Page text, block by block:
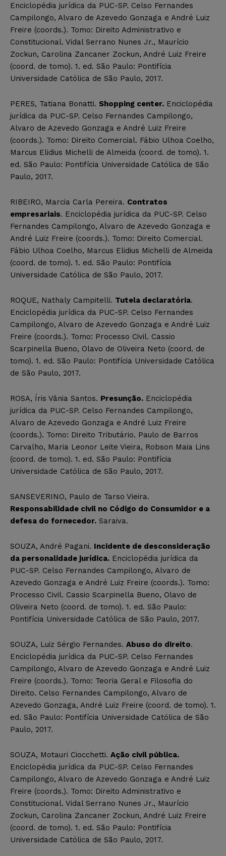
Enciclopédia jurídica da PUC-SP. Celso Fernandes
Campilongo, Alvaro de Azevedo Gonzaga e André Luiz
Freire (coords.). Tomo: Direito Administrativo e
Constitucional. Vidal Serrano Nunes Jr., Maurício
Zockun, Carolina Zancaner Zockun, André Luiz Freire
(coord. de tomo). 1. ed. São Paulo: Pontifícia
Universidade Católica de São Paulo, 2017.
PERES, Tatiana Bonatti. Shopping center. Enciclopédia
jurídica da PUC-SP. Celso Fernandes Campilongo,
Alvaro de Azevedo Gonzaga e André Luiz Freire
(coords.). Tomo: Direito Comercial. Fábio Ulhoa Coelho,
Marcus Elidius Michelli de Almeida (coord. de tomo). 1.
ed. São Paulo: Pontifícia Universidade Católica de São
Paulo, 2017.
RIBEIRO, Marcia Carla Pereira. Contratos
empresariais. Enciclopédia jurídica da PUC-SP. Celso
Fernandes Campilongo, Alvaro de Azevedo Gonzaga e
André Luiz Freire (coords.). Tomo: Direito Comercial.
Fábio Ulhoa Coelho, Marcus Elidius Michelli de Almeida
(coord. de tomo). 1. ed. São Paulo: Pontifícia
Universidade Católica de São Paulo, 2017.
ROQUE, Nathaly Campitelli. Tutela declaratória.
Enciclopédia jurídica da PUC-SP. Celso Fernandes
Campilongo, Alvaro de Azevedo Gonzaga e André Luiz
Freire (coords.). Tomo: Processo Civil. Cassio
Scarpinella Bueno, Olavo de Oliveira Neto (coord. de
tomo). 1. ed. São Paulo: Pontifícia Universidade Católica
de São Paulo, 2017.
ROSA, Íris Vânia Santos. Presunção. Enciclopédia
jurídica da PUC-SP. Celso Fernandes Campilongo,
Alvaro de Azevedo Gonzaga e André Luiz Freire
(coords.). Tomo: Direito Tributário. Paulo de Barros
Carvalho, Maria Leonor Leite Vieira, Robson Maia Lins
(coord. de tomo). 1. ed. São Paulo: Pontifícia
Universidade Católica de São Paulo, 2017.
SANSEVERINO, Paulo de Tarso Vieira.
Responsabilidade civil no Código do Consumidor e a
defesa do fornecedor. Saraiva.
SOUZA, André Pagani. Incidente de desconsideração
da personalidade jurídica. Enciclopédia jurídica da
PUC-SP. Celso Fernandes Campilongo, Alvaro de
Azevedo Gonzaga e André Luiz Freire (coords.). Tomo:
Processo Civil. Cassio Scarpinella Bueno, Olavo de
Oliveira Neto (coord. de tomo). 1. ed. São Paulo:
Pontifícia Universidade Católica de São Paulo, 2017.
SOUZA, Luiz Sérgio Fernandes. Abuso do direito.
Enciclopédia jurídica da PUC-SP. Celso Fernandes
Campilongo, Alvaro de Azevedo Gonzaga e André Luiz
Freire (coords.). Tomo: Teoria Geral e Filosofia do
Direito. Celso Fernandes Campilongo, Alvaro de
Azevedo Gonzaga, André Luiz Freire (coord. de tomo). 1.
ed. São Paulo: Pontifícia Universidade Católica de São
Paulo, 2017.
SOUZA, Motauri Ciocchetti. Ação civil pública.
Enciclopédia jurídica da PUC-SP. Celso Fernandes
Campilongo, Alvaro de Azevedo Gonzaga e André Luiz
Freire (coords.). Tomo: Direito Administrativo e
Constitucional. Vidal Serrano Nunes Jr., Maurício
Zockun, Carolina Zancaner Zockun, André Luiz Freire
(coord. de tomo). 1. ed. São Paulo: Pontifícia
Universidade Católica de São Paulo, 2017.